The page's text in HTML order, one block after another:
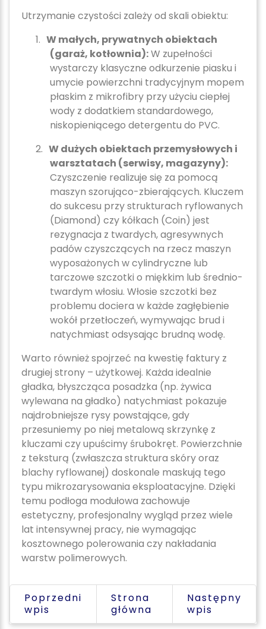
Utrzymanie czystości zależy od skali obiektu:
1. W małych, prywatnych obiektach
(garaż, kotłownia):W zupełności
wystarczy klasyczne odkurzenie piasku i
umycie powierzchni tradycyjnym mopem
płaskim z mikrofibry przy użyciu ciepłej
wody z dodatkiem standardowego,
niskopieniącego detergentu do PVC.
2. W dużych obiektach przemysłowych i
warsztatach (serwisy, magazyny):
Czyszczenie realizuje się za pomocą
maszyn szorująco-zbierających. Kluczem
do sukcesu przy strukturach ryflowanych
(Diamond) czy kółkach (Coin) jest
rezygnacja z twardych, agresywnych
padów czyszczących na rzecz maszyn
wyposażonych w cylindryczne lub
tarczowe szczotki o miękkim lub średnio-
twardym włosiu. Włosie szczotki bez
problemu dociera w każde zagłębienie
wokół przetłoczeń, wymywając brud i
natychmiast odsysając brudną wodę.
Warto również spojrzeć na kwestię faktury z
drugiej strony – użytkowej. Każda idealnie
gładka, błyszcząca posadzka (np. żywica
wylewana na gładko) natychmiast pokazuje
najdrobniejsze rysy powstające, gdy
przesuniemy po niej metalową skrzynkę z
kluczami czy upuścimy śrubokręt. Powierzchnie
z teksturą (zwłaszcza struktura skóry oraz
blachy ryflowanej) doskonale maskują tego
typu mikrozarysowania eksploatacyjne. Dzięki
temu podłoga modułowa zachowuje
estetyczny, profesjonalny wygląd przez wiele
lat intensywnej pracy, nie wymagając
kosztownego polerowania czy nakładania
warstw polimerowych.
Poprzedni
wpis
Strona
główna
Następny
wpis